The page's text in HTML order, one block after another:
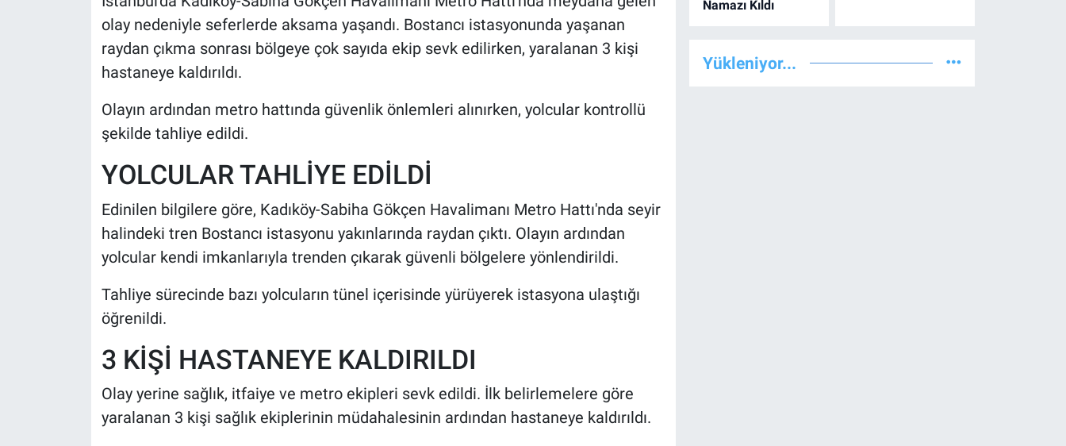
olay nedeniyle seferlerde aksama yaşandı. Bostancı istasyonunda yaşanan
raydan çıkma sonrası bölgeye çok sayıda ekip sevk edilirken, yaralanan 3 kişi
hastaneye kaldırıldı.
Olayın ardından metro hattında güvenlik önlemleri alınırken, yolcular kontrollü
şekilde tahliye edildi.
YOLCULAR TAHLİYE EDİLDİ
Edinilen bilgilere göre, Kadıköy-Sabiha Gökçen Havalimanı Metro Hattı'nda seyir
halindeki tren Bostancı istasyonu yakınlarında raydan çıktı. Olayın ardından
yolcular kendi imkanlarıyla trenden çıkarak güvenli bölgelere yönlendirildi.
Tahliye sürecinde bazı yolcuların tünel içerisinde yürüyerek istasyona ulaştığı
öğrenildi.
3 KİŞİ HASTANEYE KALDIRILDI
Olay yerine sağlık, itfaiye ve metro ekipleri sevk edildi. İlk belirlemelere göre
yaralanan 3 kişi sağlık ekiplerinin müdahalesinin ardından hastaneye kaldırıldı.
Namazı Kıldı
Yükleniyor...
POLİTİKA
Bilim, Teknoloji